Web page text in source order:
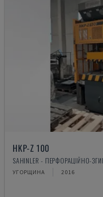
HKP-Z 100
SAHINLER - ПЕРФОРАЦІЙНО-
УГОРЩИНА 2016